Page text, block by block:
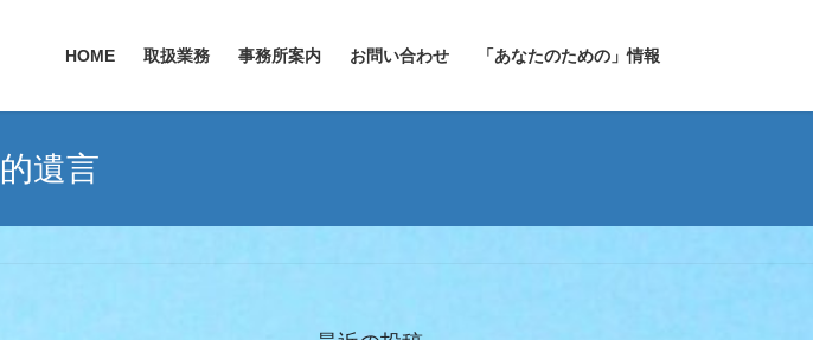
HOME 取扱業務 事務所案内 お問い合わせ 「あなたのための」情報
遺言